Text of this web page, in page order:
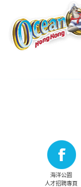
海洋公園
人才招聘專頁